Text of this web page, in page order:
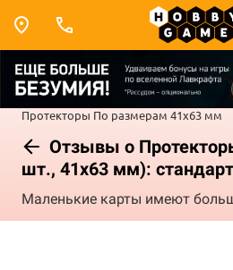
Протекторы По размерам 41x63 мм
Отзывы о
шт., 41x63 мм):
Маленькие карты имеют